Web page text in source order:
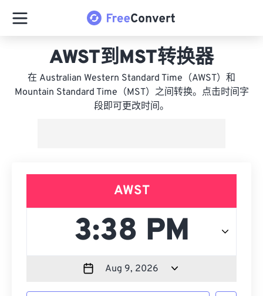
AWST到MST转换器
在 Australian Western Standard Time（AWST）和
Mountain Standard Time（MST）之间转换。点击时间字
段即可更改时间。
AWST